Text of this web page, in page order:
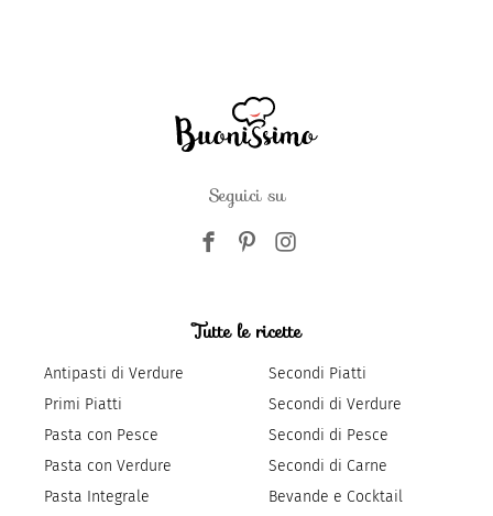
Seguici su
Tutte le ricette
Antipasti di Verdure
Primi Piatti
Pasta con Pesce
Pasta con Verdure
Pasta Integrale
Secondi Piatti
Secondi di Verdure
Secondi di Pesce
Secondi di Carne
Bevande e Cocktail